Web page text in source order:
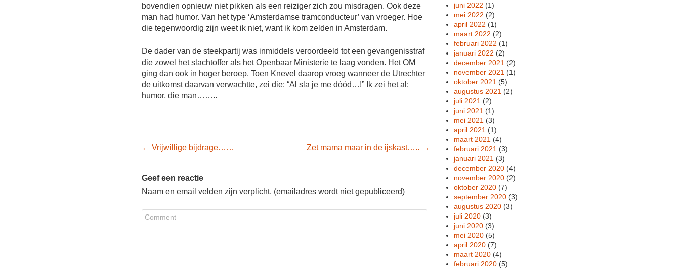
bovendien opnieuw niet pikken als een reiziger zich zou misdragen. Ook deze
man had humor. Van het type ‘Amsterdamse tramconducteur’ van vroeger. Hoe
die tegenwoordig zijn weet ik niet, want ik kom zelden in Amsterdam.
De dader van de steekpartij was inmiddels veroordeeld tot een gevangenisstraf
die zowel het slachtoffer als het Openbaar Ministerie te laag vonden. Het OM
ging dan ook in hoger beroep. Toen Knevel daarop vroeg wanneer de Utrechter
de uitkomst daarvan verwachtte, zei die: “Al sla je me dóód…!” Ik zei het al:
humor, die man……..
Post navigation
← Vrijwillige bijdrage…… Zet mama maar in de ijskast….. →
Geef een reactie
Naam en email velden zijn verplicht. (emailadres wordt niet gepubliceerd)
juni 2022 (1)
mei 2022 (2)
april 2022 (1)
maart 2022 (2)
februari 2022 (1)
januari 2022 (2)
december 2021 (2)
november 2021 (1)
oktober 2021 (5)
augustus 2021 (2)
juli 2021 (2)
juni 2021 (1)
mei 2021 (3)
april 2021 (1)
maart 2021 (4)
februari 2021 (3)
januari 2021 (3)
december 2020 (4)
november 2020 (2)
oktober 2020 (7)
september 2020 (3)
augustus 2020 (3)
juli 2020 (3)
juni 2020 (3)
mei 2020 (5)
april 2020 (7)
maart 2020 (4)
februari 2020 (5)